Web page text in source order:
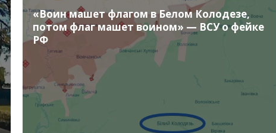
«Воин машет флагом в Белом Колодезе,
потом флаг машет воином» — ВСУ о фейке
РФ